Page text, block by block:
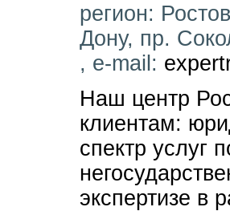
регион:
Дону, пр.
, e-mail:
Наш центр
клиентам:
спектр услуг
экспертизе в